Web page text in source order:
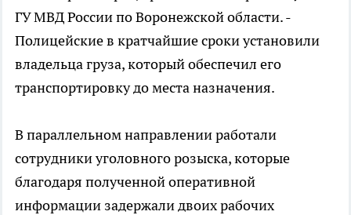
ГУ МВД России по Воронежской области. -
Полицейские в кратчайшие сроки установили
владельца груза, который обеспечил его
транспортировку до места назначения.
В параллельном направлении работали
сотрудники уголовного розыска, которые
благодаря полученной оперативной
информации задержали двоих рабочих